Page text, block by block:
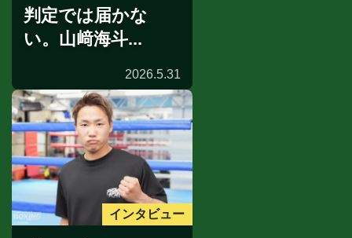
判定では届かな
い。山﨑海斗...
2026.5.31
インタビュー